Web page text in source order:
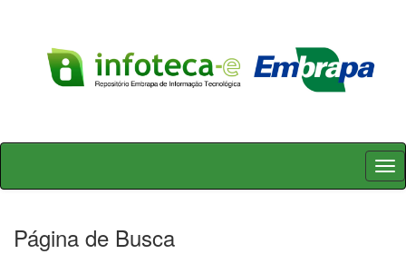
Skip
Página de Busca